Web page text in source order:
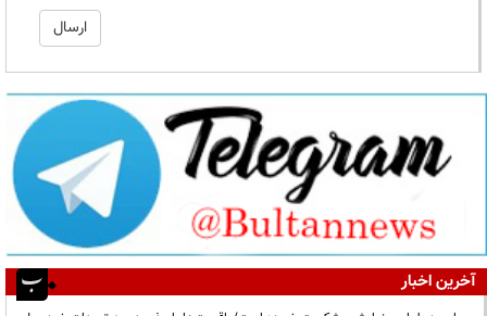
آخرین اخبار